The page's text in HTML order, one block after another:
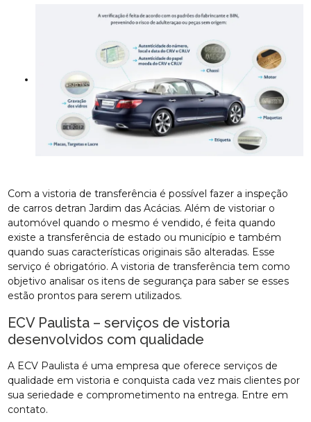
Com a vistoria de transferência é possível fazer a inspeção
de carros detran Jardim das Acácias. Além de vistoriar o
automóvel quando o mesmo é vendido, é feita quando
existe a transferência de estado ou município e também
quando suas características originais são alteradas. Esse
serviço é obrigatório. A vistoria de transferência tem como
objetivo analisar os itens de segurança para saber se esses
estão prontos para serem utilizados.
ECV Paulista – serviços de vistoria
desenvolvidos com qualidade
A ECV Paulista é uma empresa que oferece serviços de
qualidade em vistoria e conquista cada vez mais clientes por
sua seriedade e comprometimento na entrega. Entre em
contato.